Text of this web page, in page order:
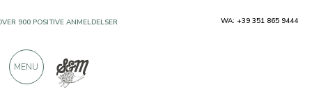
900 POSITIVE ANMELDELSER WA: +39 351 865 9444
MENU